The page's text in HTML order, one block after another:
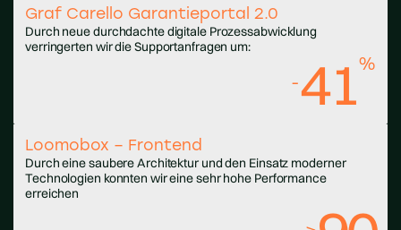
Graf Carello Garantieportal 2.0
Durch neue durchdachte digitale Prozessabwicklung
verringerten wir die Supportanfragen um:
-41%
Loomobox – Frontend
Durch eine saubere Architektur und den Einsatz moderner
Technologien konnten wir eine sehr hohe Performance
erreichen